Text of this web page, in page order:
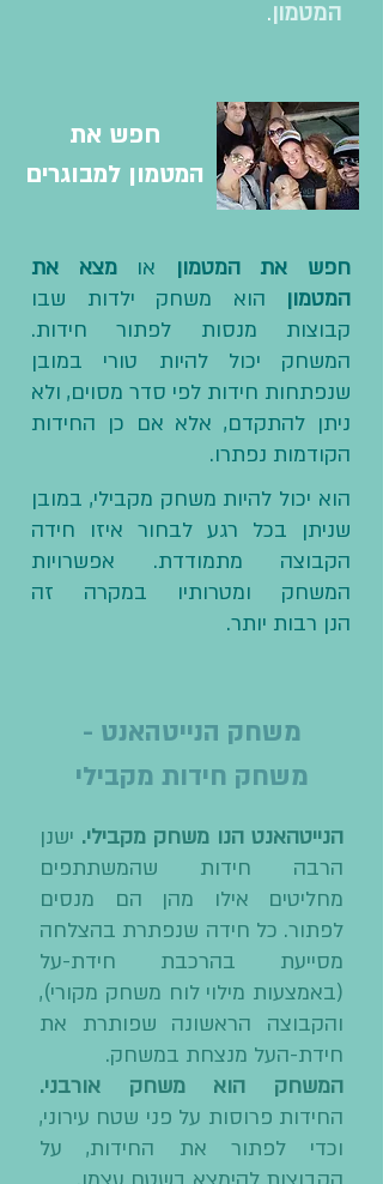
המטמון.
חפש את
המטמון למבוגרים
חפש את המטמון אומצא את
המטמון הוא משחק ילדות שבו
קבוצות מנסות לפתור חידות.
המשחק יכול להיות טורי במובן
שנפתחות חידות לפי סדר מסוים, ולא
ניתן להתקדם, אלא אם כן החידות
הקודמות נפתרו.
הוא יכול להיות משחק מקבילי, במובן
שניתן בכל רגע לבחור איזו חידה
הקבוצה מתמודדת. אפשרויות
המשחק ומטרותיו במקרה זה
הנן רבות יותר.
משחק הנייטהאנט -
משחק חידות מקבילי
הנייטהאנט הנו משחק מקבילי. ישנן
הרבה חידות שהמשתתפים
מחליטים אילו מהן הם מנסים
לפתור. כל חידה שנפתרת בהצלחה
מסייעת בהרכבת חידת-על
(באמצעות מילוי לוח משחק מקורי),
והקבוצה הראשונה שפותרת את
חידת-העל מנצחת במשחק.
המשחק הוא משחק אורבני.
החידות פרוסות על פני שטח עירוני,
וכדי לפתור את החידות, על